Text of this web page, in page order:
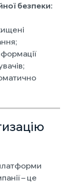
безпеки:
– це